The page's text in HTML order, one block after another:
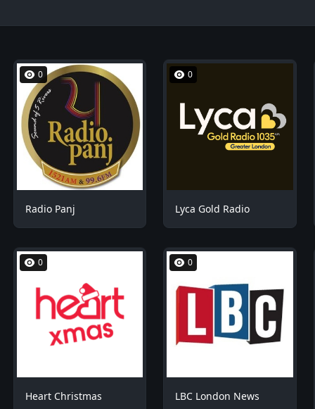
0
Radio Panj
0
Lyca Gold Radio
0
Heart Christmas
0
LBC London News